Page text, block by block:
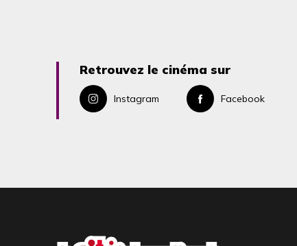
Retrouvez le cinéma sur
Instagram Facebook